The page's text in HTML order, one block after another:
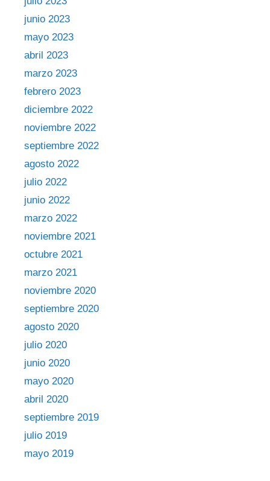
junio 2023
mayo 2023
abril 2023
marzo 2023
febrero 2023
diciembre 2022
noviembre 2022
septiembre 2022
agosto 2022
julio 2022
junio 2022
marzo 2022
noviembre 2021
octubre 2021
marzo 2021
noviembre 2020
septiembre 2020
agosto 2020
julio 2020
junio 2020
mayo 2020
abril 2020
septiembre 2019
julio 2019
mayo 2019